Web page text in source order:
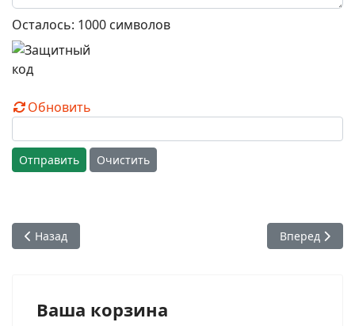
Осталось: 1000 символов
Обновить
Отправить Очистить
Предыдущий: Горькая санньяса Шрилы Прабхупады
Назад Следующий:
Вперед
Ваша корзина